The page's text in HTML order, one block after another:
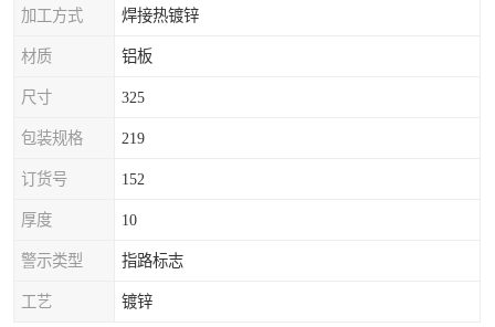
加工方式 焊接热镀锌
材质 铝板
尺寸 325
包装规格 219
订货号 152
厚度 10
警示类型 指路标志
工艺 镀锌